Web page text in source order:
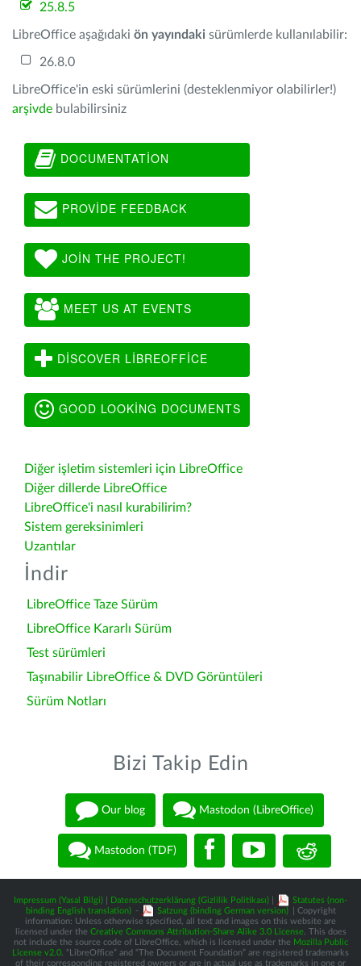
25.8.5
LibreOffice aşağıdaki ön yayındaki sürümlerde kullanılabilir:
26.8.0
LibreOffice'in eski sürümlerini (desteklenmiyor olabilirler!)
arşivde bulabilirsiniz
DOCUMENTATION
PROVIDE FEEDBACK
JOIN THE PROJECT!
MEET US AT EVENTS
DISCOVER LIBREOFFICE
GOOD LOOKING DOCUMENTS
Diğer işletim sistemleri için LibreOffice
Diğer dillerde LibreOffice
LibreOffice'i nasıl kurabilirim?
Sistem gereksinimleri
Uzantılar
İndir
LibreOffice Taze Sürüm
LibreOffice Kararlı Sürüm
Test sürümleri
Taşınabilir LibreOffice & DVD Görüntüleri
Sürüm Notları
Bizi Takip Edin
Our blog Mastodon (LibreOffice)
Mastodon (TDF)
Impressum (Yasal Bilgi) Datenschutzerklärung (Gizlilik Politikası)
Statutes (non-
binding English translation) - Satzung (binding German version)
| Copyright
information: Unless otherwise specified, all text and images on this website are
licensed under the Creative Commons Attribution-Share Alike 3.0 License. This does
not include the source code of LibreOffice, which is licensed under the Mozilla Public
License v2.0 . “LibreOffice” and “The Document Foundation” are registered trademarks
of their corresponding registered owners or are in actual use as trademarks in one or